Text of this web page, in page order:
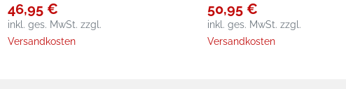
46,95 €
inkl. ges. MwSt. zzgl.
Versandkosten
50,95 €
inkl. ges. MwSt. zzgl.
Versandkosten